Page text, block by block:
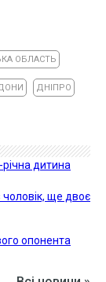
ОБЛАСТЬ
ДНІПРО
дитина
чоловік, ще двоє
опонента